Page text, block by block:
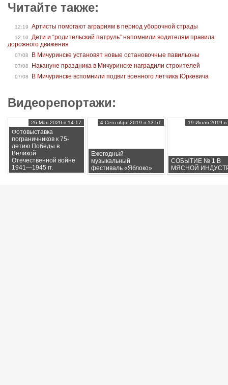
Читайте также:
12:19 Артисты помогают аграриям в период уборочной страды
12:10
Дети и “родительский патруль” напомнили водителям правила
дорожного движения
07/08 В Мичуринске установят новые остановочные павильоны
07/08 Накануне праздника в Мичуринске наградили строителей
07/08 В Мичуринске вспомнили подвиг военного летчика Юркевича
Видеорепортажи:
Фотовыставка
пограничников к 75-
летию Победы в
Великой
Отечественной войне
1941—1945 гг.
26 Мая 2020 в 14:17
Ежегодный
музыкальный
фестиваль «Яблоко»
4 Сентября 2019 в 13:51
СОБЫТИЕ № 1 В
МЯСНОЙ
19 Июля 2019 в